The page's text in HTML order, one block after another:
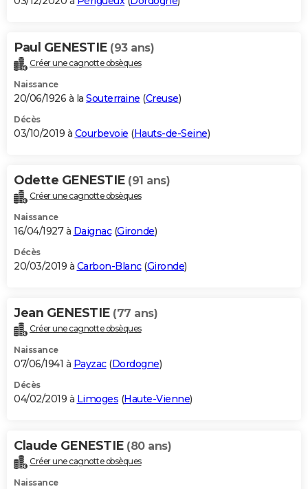
Paul GENESTIE (93 ans)
Créer une cagnotte obsèques
Naissance
20/06/1926 à la Souterraine (Creuse)
Décès
03/10/2019 à Courbevoie (Hauts-de-Seine)
Odette GENESTIE (91 ans)
Créer une cagnotte obsèques
Naissance
16/04/1927 à Daignac(Gironde)
Décès
20/03/2019 à Carbon-Blanc(Gironde)
Jean GENESTIE (77 ans)
Créer une cagnotte obsèques
Naissance
07/06/1941 à Payzac(Dordogne)
Décès
04/02/2019 à Limoges (Haute-Vienne)
Claude GENESTIE (80 ans)
Créer une cagnotte obsèques
Naissance